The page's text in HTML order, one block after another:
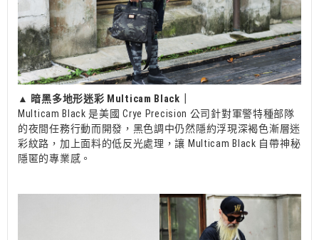
▲ 暗黑多地形迷彩 Multicam Black｜
Multicam Black 是美國 Crye Precision 公司針對軍警特種部隊
的夜間任務行動而開發，黑色調中仍然隱約浮現深褐色漸層迷
彩紋路，加上面料的低反光處理，讓 Multicam Black 自帶神秘
隱匿的專業感。